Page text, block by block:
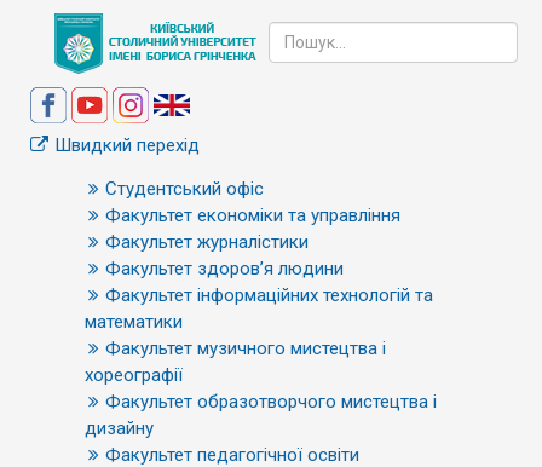
Швидкий перехід
Студентський офіс
Факультет економіки та управління
Факультет журналістики
Факультет здоров’я людини
Факультет інформаційних технологій та
математики
Факультет музичного мистецтва і
хореографії
Факультет образотворчого мистецтва і
дизайну
Факультет педагогічної освіти